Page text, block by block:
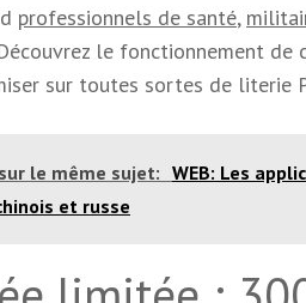
professionnels de santé,
le fonctionnement de
sur toutes sortes de literie
le même sujet: WEB: Les
et russe